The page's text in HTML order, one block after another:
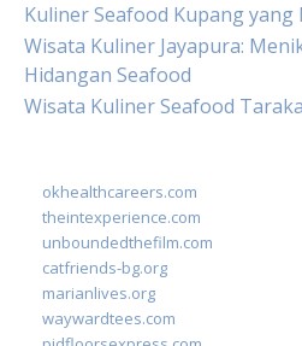
Kuliner Seafood Kupang
Wisata Kuliner Jayapura:
Hidangan Seafood
Wisata Kuliner Seafood
okhealthcareers.com
theintexperience.com
unboundedthefilm.com
catfriends-bg.org
marianlives.org
waywardtees.com